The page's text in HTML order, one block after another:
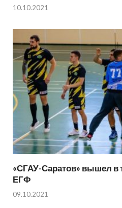
10.10.2021
«СГАУ-Саратов» вышел в
ЕГФ
09.10.2021